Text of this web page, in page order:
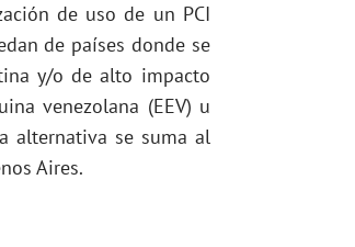
de uso de un PCI
de países donde se
y/o de alto impacto
venezolana (EEV) u
alternativa se suma al
Aires.